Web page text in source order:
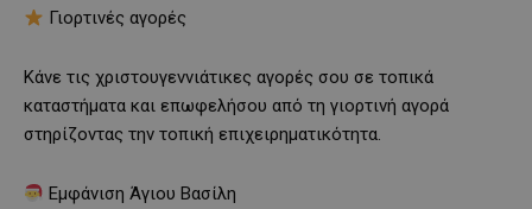
Γιορτινές αγορές
Κάνε τις χριστουγεννιάτικες αγορές σου σε τοπικά
καταστήματα και επωφελήσου από τη γιορτινή αγορά
στηρίζοντας την τοπική επιχειρηματικότητα.
Εμφάνιση Άγιου Βασίλη